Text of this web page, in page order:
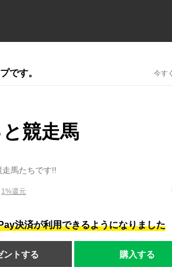
です。 今す
競走馬
馬たちです!!
1%還元
決済が利用できるようになりました
ントする 購入する